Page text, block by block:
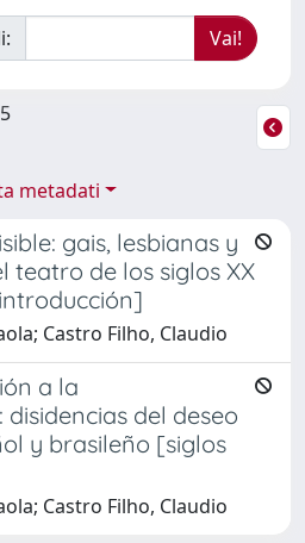
metadati
gais, lesbianas y
teatro de los siglos XX
Castro Filho, Claudio
a la
del deseo
y brasileño [siglos
Castro Filho, Claudio